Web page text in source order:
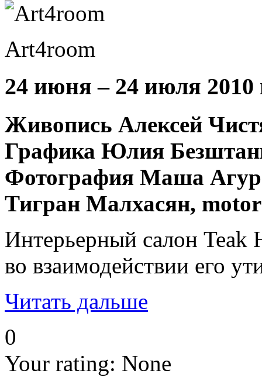
Art4room
24 июня – 24 июля 2010
Живопись Алексей
Графика Юлия
Фотография Маша
Тигран Малхасян,
Интерьерный салон Teak
во взаимодействии его
Читать дальше
0
Your rating: None